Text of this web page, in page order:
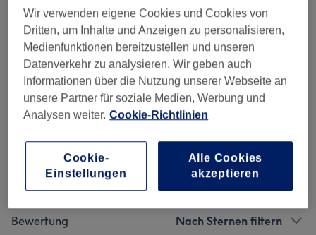
Ambiente
Sauberkeit
Service
Bewertungen filtern
Alle Bewertungen
Bewertung Nach Sternen filtern
Wir verwenden eigene Cookies und Cookies von
Dritten, um Inhalte und Anzeigen zu personalisieren,
Medienfunktionen bereitzustellen und unseren
Datenverkehr zu analysieren. Wir geben auch
Informationen über die Nutzung unserer Webseite an
unsere Partner für soziale Medien, Werbung und
Analysen weiter. Cookie-Richtlinien
Cookie-
Einstellungen
Alle Cookies
akzeptieren